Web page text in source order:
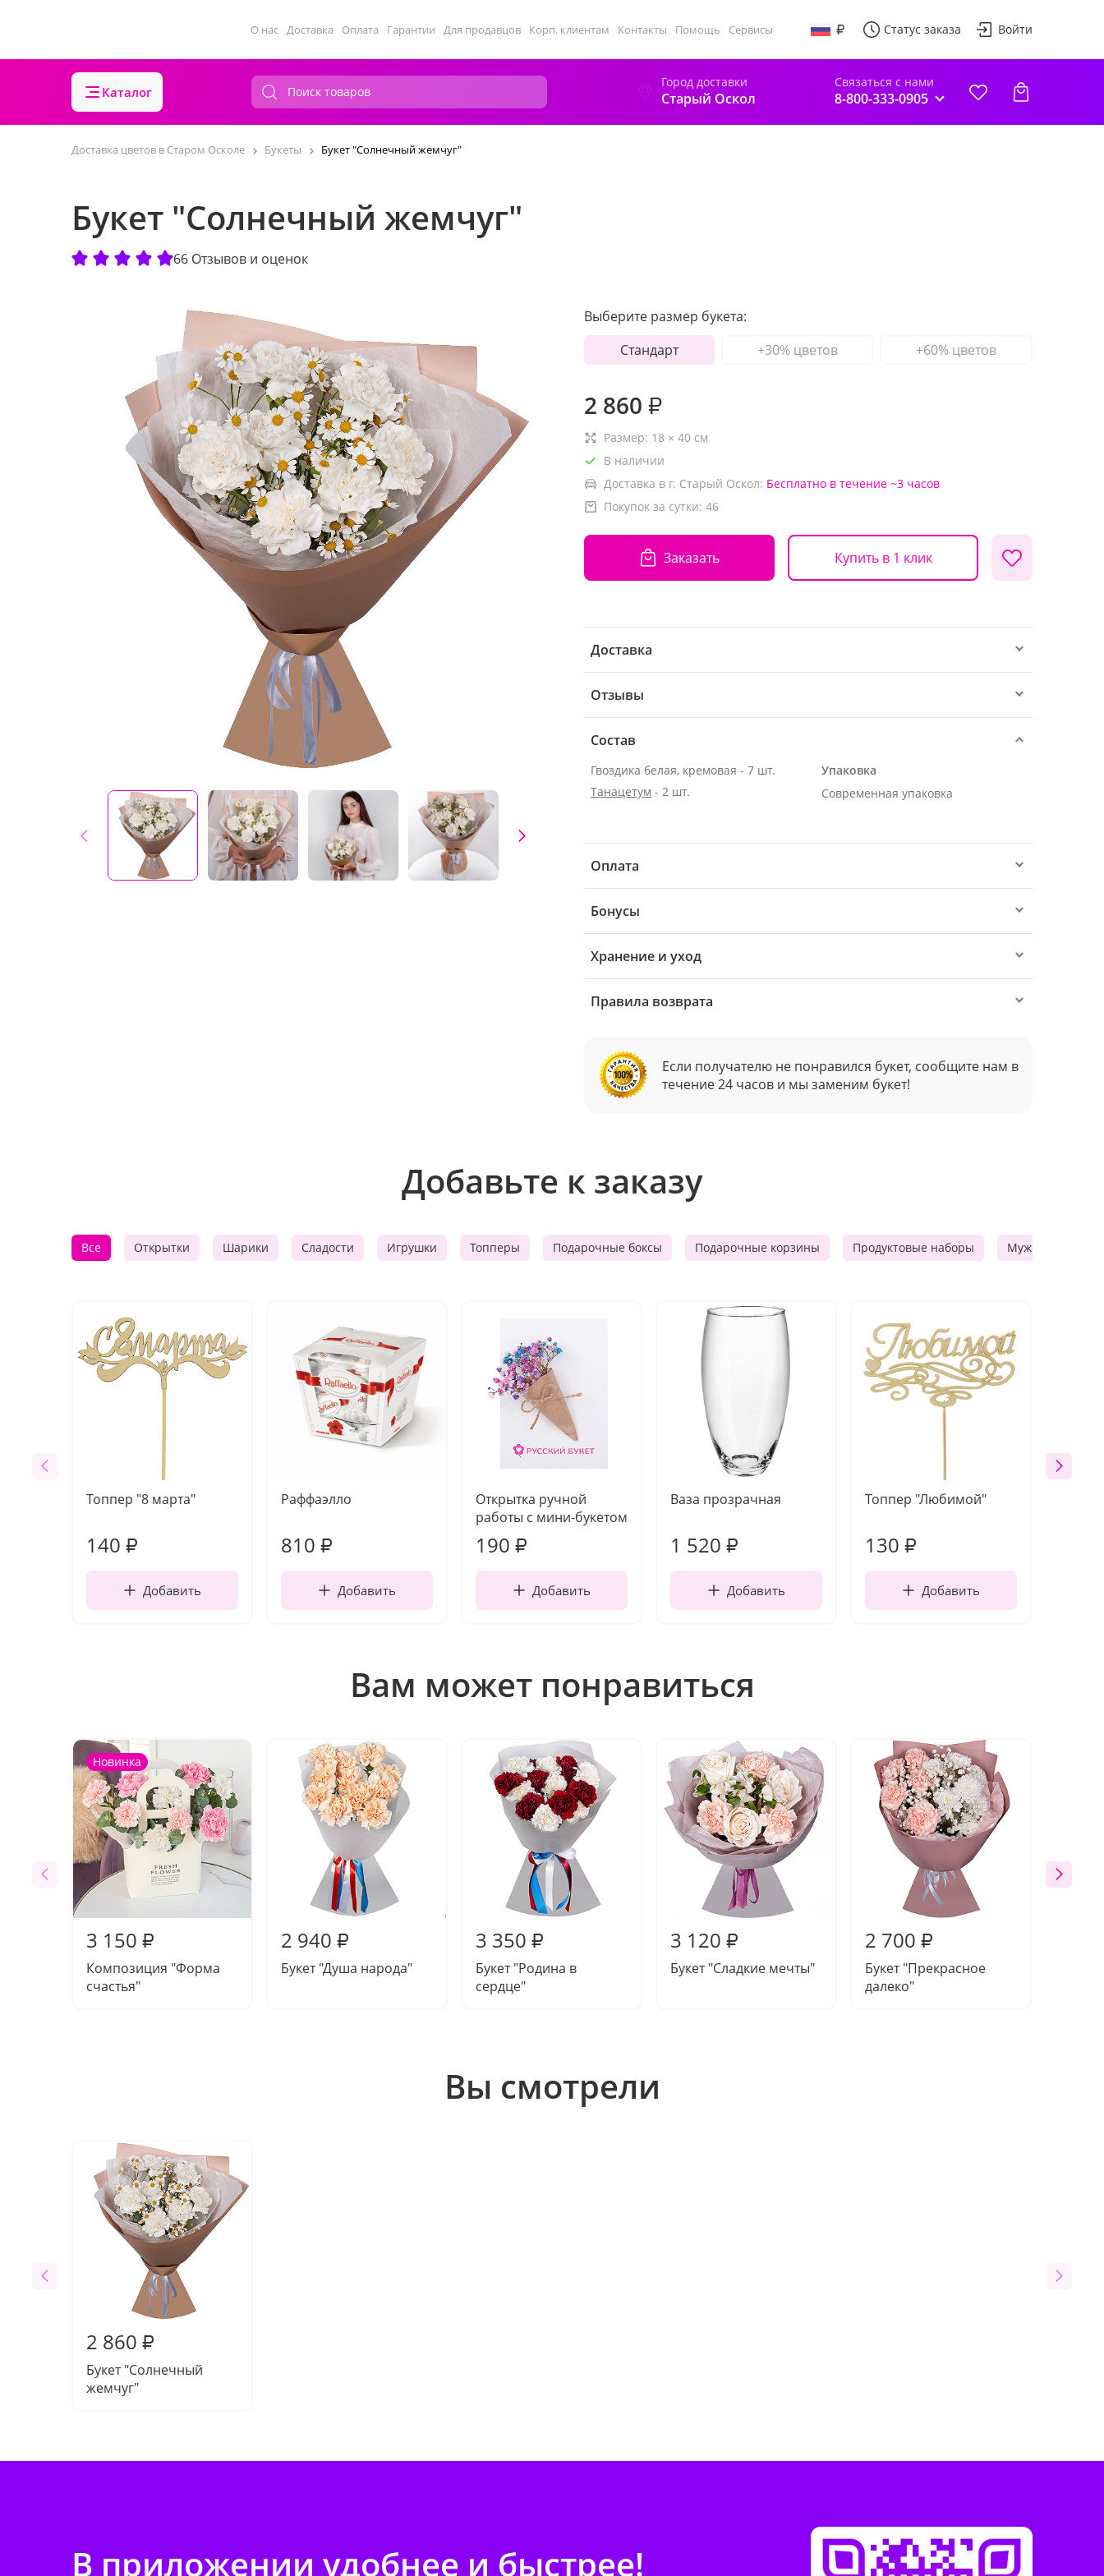
О нас Доставка Оплата Гарантии Для продавцов Корп. клиентам Контакты Помощь Сервисы Статус заказа Войти
Каталог
Город доставки
Старый Оскол
Связаться с нами
8-800-333-0905
Доставка цветов в Старом Осколе Букеты Букет "Солнечный жемчуг"
Букет "Солнечный жемчуг"
66 Отзывов и оценок
Выберите размер букета:
Стандарт
+30% цветов +60% цветов
2 860 ₽
Размер: 18 × 40 см
В наличии
Доставка в г. Старый Оскол: Бесплатно в течение ~3 часов
Покупок за сутки: 46
Заказать Купить в 1 клик
Доставка
Отзывы
Состав
Гвоздика белая, кремовая - 7 шт.
Танацетум - 2 шт.
Упаковка
Современная упаковка
Оплата
Бонусы
Хранение и уход
Правила возврата
Если получателю не понравился букет, сообщите нам в
течение 24 часов и мы заменим букет!
Добавьте к заказу
Все Открытки Шарики Сладости Игрушки Топперы Подарочные боксы Подарочные корзины Продуктовые наборы Мужские
Топпер "8 марта"
140 ₽
Добавить
Раффаэлло
810 ₽
Добавить
Открытка ручной
работы с мини-букетом
190 ₽
Добавить
Ваза прозрачная
1 520 ₽
Добавить
Топпер "Любимой"
130 ₽
Добавить
Вам может понравиться
Новинка
3 150 ₽
Композиция "Форма
счастья"
2 940 ₽
Букет "Душа народа"
3 350 ₽
Букет "Родина в
сердце"
3 120 ₽
Букет "Сладкие мечты"
2 700 ₽
Букет "Прекрасное
далеко"
Вы смотрели
2 860 ₽
Букет "Солнечный
жемчуг"
В приложении удобнее и быстрее!